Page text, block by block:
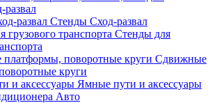
Стенды Сход-развал
Стенды для
Сдвижные
круги
Ямные пути и аксессуары
Авто